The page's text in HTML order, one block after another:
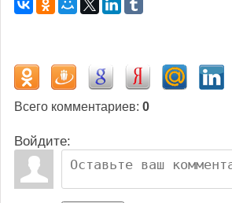
Всего комментариев: 0
Войдите: